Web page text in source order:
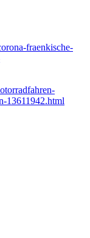
fraenkische-
13611942.html